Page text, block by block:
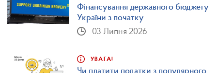
Фінансування державного бюджету
України з початку
повномасштабної війни
03 Липня 2026
УВАГА!
Чи платити податки з популярного